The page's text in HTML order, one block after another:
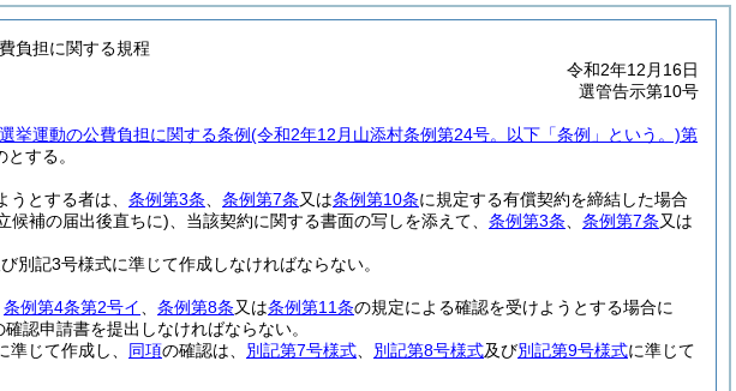
負担に関する規程
令和2年12月16日
選管告示第10号
挙運動の公費負担に関する条例(令和2年12月山添村条例第24号。以下「条例」という。)第
する。
とする者は、 条例第3条 条例第7条又は条例第10条に規定する有償契約を締結した場合
候補の届出後直ちに) 、当該契約に関する書面の写しを添えて、 条例第3条 条例第7条又は
別記3号様式に準じて作成しなければならない。
条例第4条第2号イ 条例第8条又は条例第11条の規定による確認を受けようとする場合に
認申請書を提出しなければならない。
準じて作成し、 同項の確認は、 別記第7号様式 別記第8号様式及び別記第9号様式に準じて